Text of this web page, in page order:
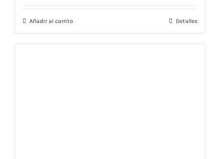
Añadir al carrito Detalles